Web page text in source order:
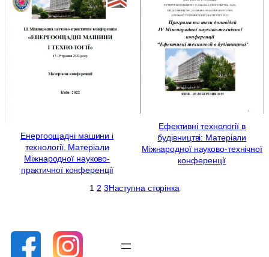
Енергоощадні машини і
технології. Матеріали
Міжнародної науково-
практичної конференції
Ефективні технології в
будівництві: Матеріали
Міжнародної науково-технічної
конференції
1 2 3Наступна сторінка